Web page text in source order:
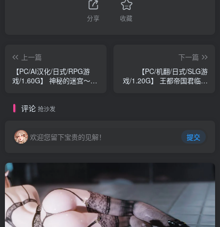
分享 收藏
上一篇
【PC/AI汉化/日式/RPG游
戏/1.60G】 神秘的迷宫～隆
化版+日式RPG游戏+1.60G
下一篇
【PC/机翻/日式/SLG游
戏/1.20G】 王都帝国君临战
评论 抢沙发
欢迎您留下宝贵的见解！ 提交